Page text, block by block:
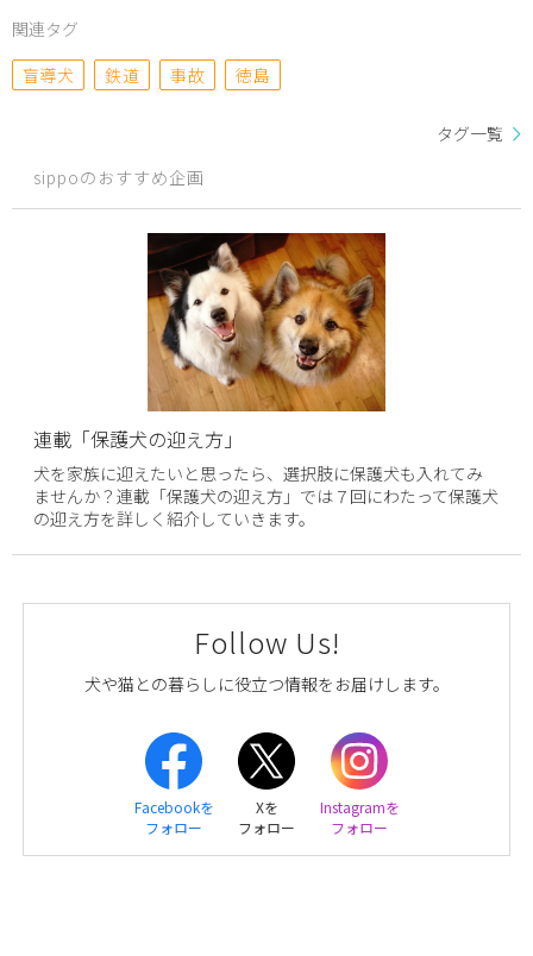
関連タグ
盲導犬
鉄道 事故 徳島
タグ一覧
sippoのおすすめ企画
連載「保護犬の迎え方」
犬を家族に迎えたいと思ったら、選択肢に保護犬も入れてみ
ませんか？連載「保護犬の迎え方」では７回にわたって保護犬
の迎え方を詳しく紹介していきます。
Follow Us!
犬や猫との暮らしに役立つ情報をお届けします。
Facebookを
フォロー
Xを
フォロー
Instagramを
フォロー